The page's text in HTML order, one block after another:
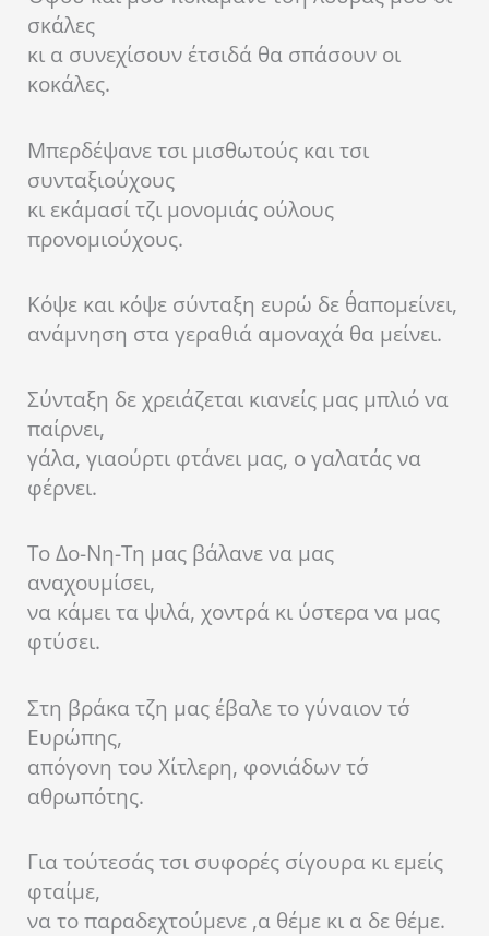
σκάλες
κι α συνεχίσουν έτσιδά θα σπάσουν οι
κοκάλες.
Μπερδέψανε τσι μισθωτούς και τσι
συνταξιούχους
κι εκάμασί τζι μονομιάς ούλους
προνομιούχους.
Κόψε και κόψε σύνταξη ευρώ δε θ΄απομείνει,
ανάμνηση στα γεραθιά αμοναχά θα μείνει.
Σύνταξη δε χρειάζεται κιανείς μας μπλιό να
παίρνει,
γάλα, γιαούρτι φτάνει μας, ο γαλατάς να
φέρνει.
Το Δο-Νη-Τη μας βάλανε να μας
αναχουμίσει,
να κάμει τα ψιλά, χοντρά κι ύστερα να μας
φτύσει.
Στη βράκα τζη μας έβαλε το γύναιον τσ΄
Ευρώπης,
απόγονη του Χίτλερη, φονιάδων τσ΄
αθρωπότης.
Για τούτεσάς τσι συφορές σίγουρα κι εμείς
φταίμε,
να το παραδεχτούμενε ,α θέμε κι α δε θέμε.